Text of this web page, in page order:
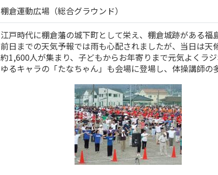
棚倉運動広場（総合グラウンド）
江戸時代に棚倉藩の城下町として栄え、棚倉城跡がある福
前日までの天気予報では雨も心配されましたが、当日は
約1,600人が集まり、子どもからお年寄りまで元気よくラジ
ゆるキャラの「たなちゃん」も会場に登場し、体操講師